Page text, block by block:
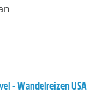
- Wandelreizen USA